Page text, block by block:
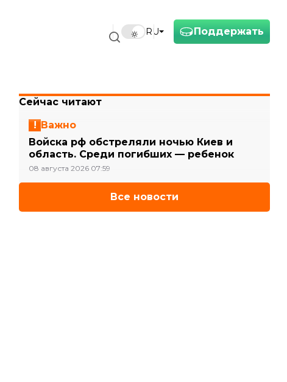
Поддержать
RU
Сейчас читают
Важно
Войска рф обстреляли ночью Киев и
область. Среди погибших — ребенок
08 августа 2026 07:59
Все новости